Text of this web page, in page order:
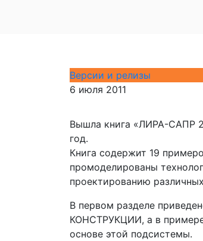
Версии и релизы
6 июля 2011
Вышла книга «ЛИРА-САПР
год.
Книга содержит 19
промоделированы
проектированию
В первом разделе
КОНСТРУКЦИИ, а в примере
основе этой подсистемы.